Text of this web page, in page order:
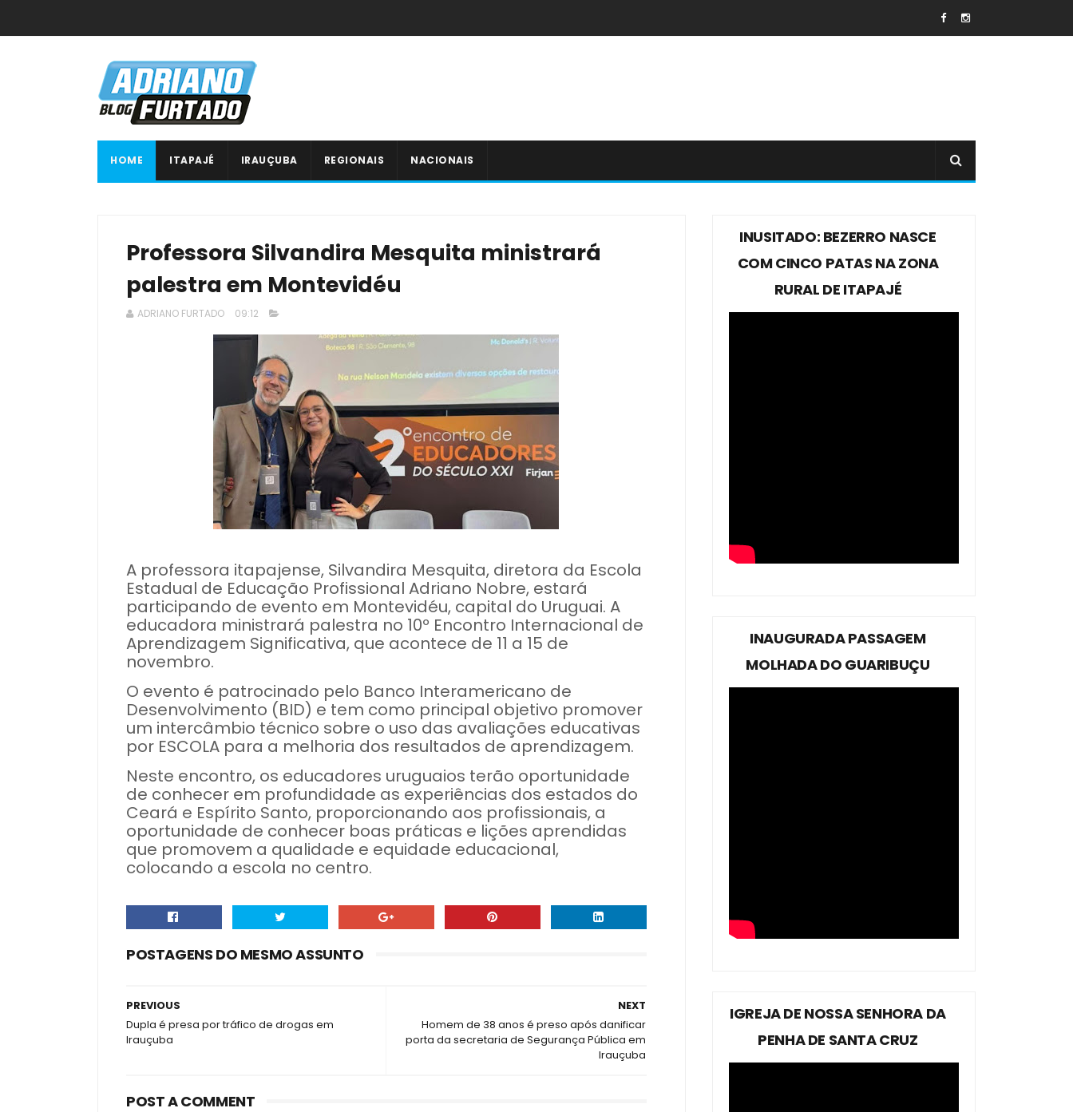
HOME ITAPAJÉ IRAUÇUBA REGIONAIS NACIONAIS
Professora Silvandira Mesquita ministrará
palestra em Montevidéu
ADRIANO FURTADO 09:12
A professora itapajense, Silvandira Mesquita, diretora da Escola
Estadual de Educação Profissional Adriano Nobre, estará
participando de evento em Montevidéu, capital do Uruguai. A
educadora ministrará palestra no 10º Encontro Internacional de
Aprendizagem Significativa, que acontece de 11 a 15 de
novembro.
O evento é patrocinado pelo Banco Interamericano de
Desenvolvimento (BID) e tem como principal objetivo promover
um intercâmbio técnico sobre o uso das avaliações educativas
por ESCOLA para a melhoria dos resultados de aprendizagem.
Neste encontro, os educadores uruguaios terão oportunidade
de conhecer em profundidade as experiências dos estados do
Ceará e Espírito Santo, proporcionando aos profissionais, a
oportunidade de conhecer boas práticas e lições aprendidas
que promovem a qualidade e equidade educacional,
colocando a escola no centro.
POSTAGENS DO MESMO ASSUNTO
NEXT
Homem de 38 anos é preso após danificar
porta da secretaria de Segurança Pública em
Irauçuba
PREVIOUS
Dupla é presa por tráfico de drogas em
Irauçuba
POST A COMMENT
INUSITADO: BEZERRO NASCE
COM CINCO PATAS NA ZONA
RURAL DE ITAPAJÉ
INAUGURADA PASSAGEM
MOLHADA DO GUARIBUÇU
IGREJA DE NOSSA SENHORA DA
PENHA DE SANTA CRUZ